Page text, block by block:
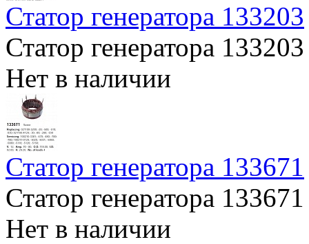
Статор генератора 133203
Статор генератора 133203
Нет в наличии
Статор генератора 133671
Статор генератора 133671
Нет в наличии